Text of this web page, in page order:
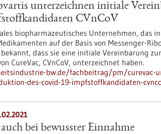
unterzeichnen initiale
CVnCoV
biopharmazeutisches Unternehmen, das
auf der Basis von Messenger-
dass sie eine initiale Vereinbarung
CureVac, CVnCoV, unterzeichnet haben.
bw.de/fachbeitrag/pm/curevac-
des-covid-19-impfstoffkandidaten-
bei bewusster Einnahme